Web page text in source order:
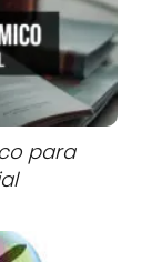
para